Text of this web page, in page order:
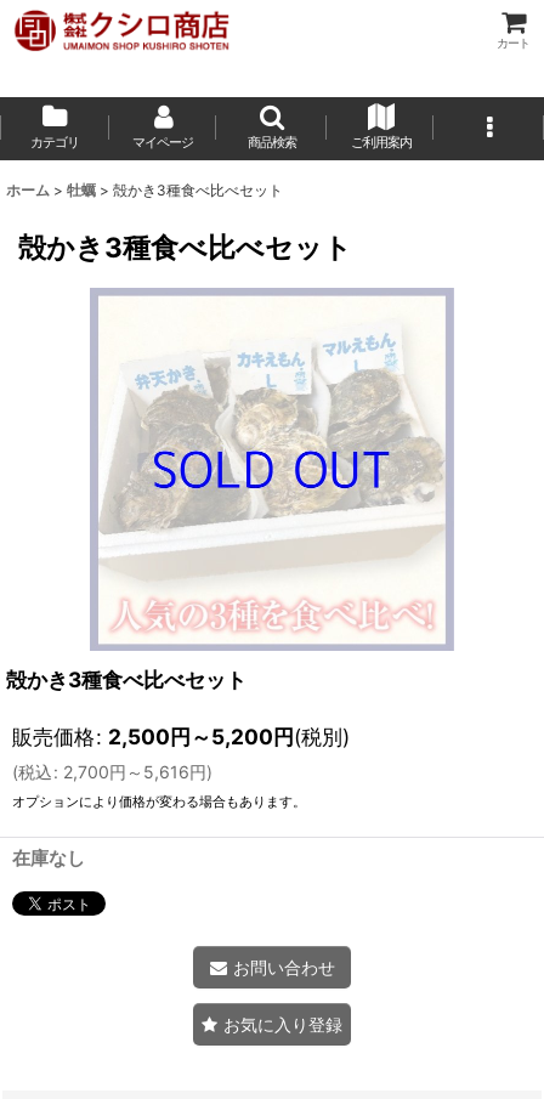
カート
カテゴリ マイページ 商品検索 ご利用案内
ホーム > 牡蠣 > 殻かき3種食べ比べセット
殻かき3種食べ比べセット
殻かき3種食べ比べセット
販売価格: 2,500円～5,200円(税別)
(税込: 2,700円 ～5,616円)
オプションにより価格が変わる場合もあります。
在庫なし
お問い合わせ
お気に入り登録